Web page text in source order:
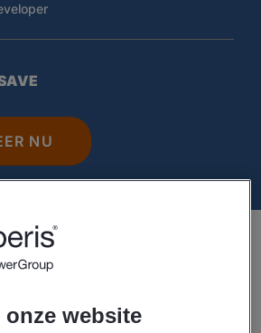
NU
die niet alleen op een scherm
heeft op fysieke machines? In
een starter die wil groeien in zowel
website